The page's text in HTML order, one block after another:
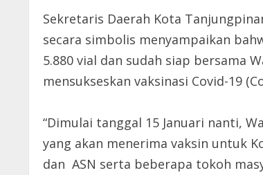
Sekretaris Daerah Kota
secara simbolis menyampaikan
5.880 vial dan sudah siap bersama
mensukseskan vaksinasi Covid-19
“Dimulai tanggal 15 Januari nanti,
yang akan menerima vaksin untuk
dan ASN serta beberapa tokoh